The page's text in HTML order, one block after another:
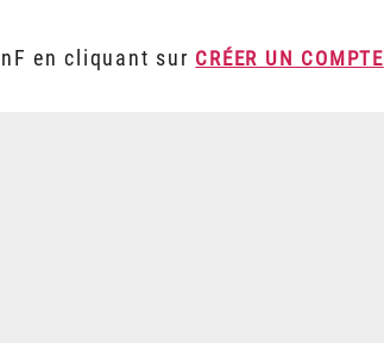
en cliquant sur CRÉER UN COMPTE